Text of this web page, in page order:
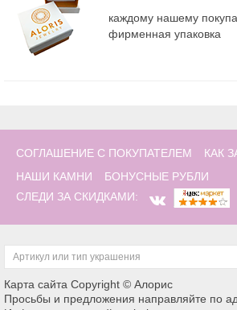
каждому нашему
фирменная упаковка
СОГЛАШЕНИЕ С ПОКУПАТЕЛЕМ
КАК
НАШИ КАМНИ
БОНУСНЫЕ РУБЛИ
СЛЕДИ ЗА СКИДКАМИ:
Карта сайта Copyright © Алорис
Просьбы и предложения направляйте по